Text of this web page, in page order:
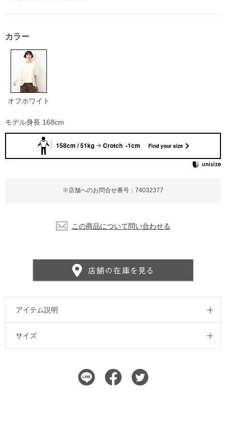
※店舗へのお問合せ番号：74032377
カラー
オフホワイト
この商品について問い合わせる
モデル身長 168cm
アイテム説明
サイズ
158cm / 51kg Crotch -1cm Find your size